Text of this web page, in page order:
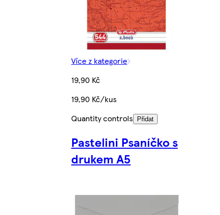
Více z kategorie
19,90 Kč
19,90 Kč/kus
Quantity controls
Přidat
Pastelini Psaníčko s
drukem A5